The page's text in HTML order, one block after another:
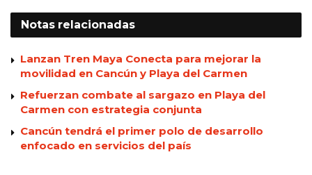
Notas relacionadas
Lanzan Tren Maya Conecta para mejorar la
movilidad en Cancún y Playa del Carmen
Refuerzan combate al sargazo en Playa del
Carmen con estrategia conjunta
Cancún tendrá el primer polo de desarrollo
enfocado en servicios del país